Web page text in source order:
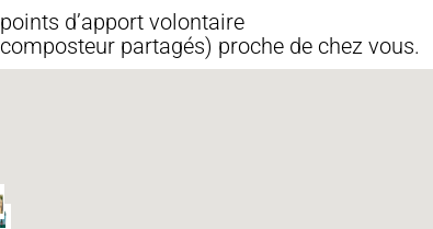
d’apport volontaire
partagés) proche de chez vous.